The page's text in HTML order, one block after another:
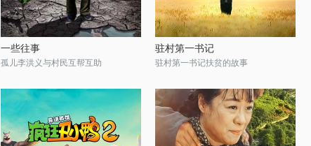
一些往事
孤儿李洪义与村民互帮互助
驻村第一书记
驻村第一书记扶贫的故事